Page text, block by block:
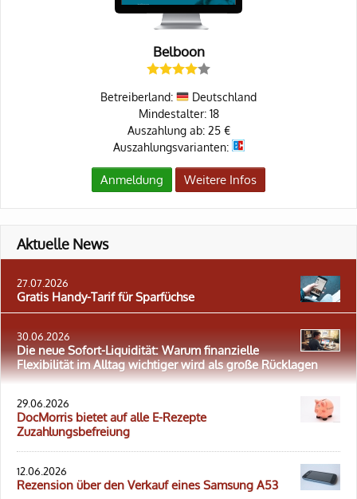
Belboon
Betreiberland:
Deutschland
Mindestalter: 18
Auszahlung ab: 25 €
Auszahlungsvarianten:
Anmeldung Weitere Infos
Aktuelle News
27.07.2026
Gratis Handy-Tarif für Sparfüchse
30.06.2026
Die neue Sofort-Liquidität: Warum finanzielle
Flexibilität im Alltag wichtiger wird als große Rücklagen
29.06.2026
DocMorris bietet auf alle E-Rezepte
Zuzahlungsbefreiung
12.06.2026
Rezension über den Verkauf eines Samsung A53